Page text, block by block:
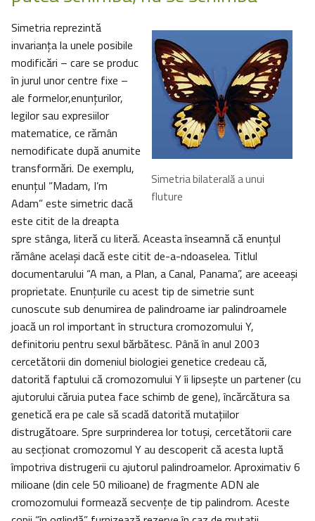
Simetria bilaterală a unui
fluture
Simetria reprezintă
invarianţa la unele posibile
modificări – care se produc
în jurul unor centre fixe –
ale formelor,enunţurilor,
legilor sau expresiilor
matematice, ce rămân
nemodificate după anumite
transformări. De exemplu,
enunţul “Madam, I’m
Adam” este simetric dacă
este citit de la dreapta
spre stânga, literă cu literă. Aceasta înseamnă că enunţul
rămâne acelaşi dacă este citit de-a-ndoaselea. Titlul
documentarului “A man, a Plan, a Canal, Panama”, are aceeaşi
proprietate. Enunţurile cu acest tip de simetrie sunt
cunoscute sub denumirea de palindroame iar palindroamele
joacă un rol important în structura cromozomului Y,
definitoriu pentru sexul bărbătesc. Până în anul 2003
cercetătorii din domeniul biologiei genetice credeau că,
datorită faptului că cromozomului Y îi lipseşte un partener (cu
ajutorului căruia putea face schimb de gene), încărcătura sa
genetică era pe cale să scadă datorită mutaţiilor
distrugătoare. Spre surprinderea lor totuşi, cercetătorii care
au secţionat cromozomul Y au descoperit că acesta luptă
împotriva distrugerii cu ajutorul palindroamelor. Aproximativ 6
milioane (din cele 50 milioane) de fragmente ADN ale
cromozomului formează secvenţe de tip palindrom. Aceste